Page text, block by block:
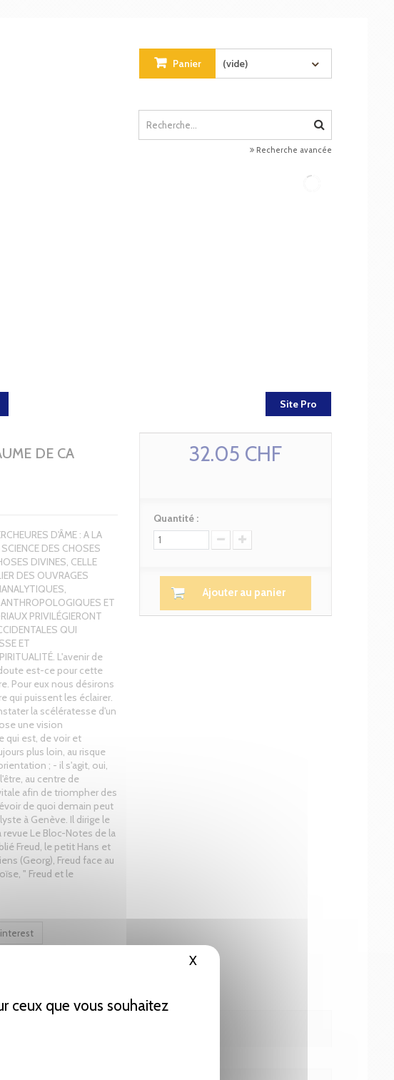
ceux que vous souhaitez
X Masquer le bandeau des cookies
Panier (vide)
Recherche avancée
Site Pro
DE CA
D'ÂME : A LA
DES CHOSES
DIVINES, CELLE
DES OUVRAGES
ET
PRIVILÉGIERONT
QUI
ET
L'avenir de
est-ce pour cette
Pour eux nous désirons
qui puissent les éclairer.
la scélératesse d'un
une vision
qui est, de voir et
plus loin, au risque
; - il s'agit, oui,
au centre de
afin de triompher des
de quoi demain peut
à Genève. Il dirige le
revue Le Bloc-Notes de la
Freud, le petit Hans et
(Georg), Freud face au
" Freud et le
32.05 CHF
Quantité :
Ajouter au panier